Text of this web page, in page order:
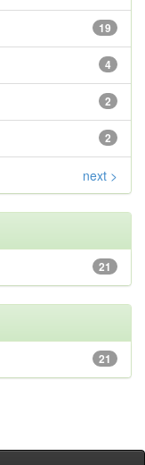
19
4
2
2
next >
21
21